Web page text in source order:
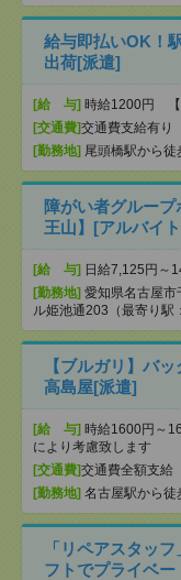
給与即払いOK！
出荷[派遣]
[給 与] 時給1200円 【
[交通費]交通費支給有り
[勤務地] 尾頭橋駅から徒
障がい者グルー
王山】[アルバイ
[給 与] 日給7,125円～
[勤務地] 愛知県名古屋市
ル姫池通203（最寄り駅
【ブルガリ】バ
高島屋[派遣]
[給 与] 時給1600円～
により考慮致します
[交通費]交通費全額支給
[勤務地] 名古屋駅から徒
「リペアスタッ
フトでプライベ